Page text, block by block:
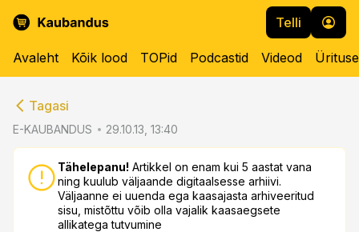
Telli
Avaleht Kõik lood TOPid Podcastid Videod
Tagasi
E-KAUBANDUS 29.10.13, 13:40
Tähelepanu! Artikkel on enam kui 5 aastat vana
ning kuulub väljaande digitaalsesse arhiivi.
Väljaanne ei uuenda ega kaasajasta arhiveeritud
sisu, mistõttu võib olla vajalik kaasaegsete
allikatega tutvumine